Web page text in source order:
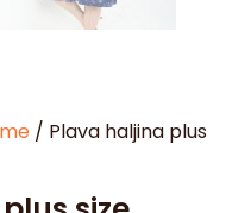
/ Plava haljina plus